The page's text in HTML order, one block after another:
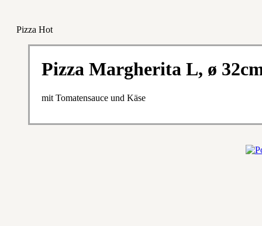
Pizza Hot
Pizza Margherita L, ø
mit Tomatensauce und Käse